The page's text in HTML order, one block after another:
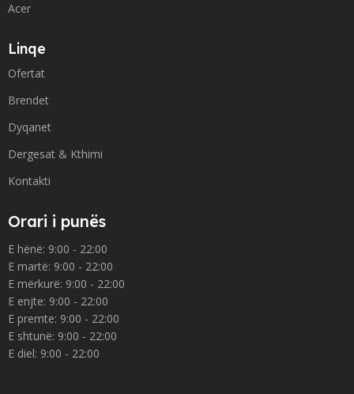
Acer
Linqe
Ofertat
Brendet
Dyqanet
Dergesat & Kthimi
Kontakti
Orari i punës
E hënë: 9:00 - 22:00
E martë: 9:00 - 22:00
E mërkurë: 9:00 - 22:00
E enjte: 9:00 - 22:00
E premte: 9:00 - 22:00
E shtunë: 9:00 - 22:00
E diel: 9:00 - 22:00